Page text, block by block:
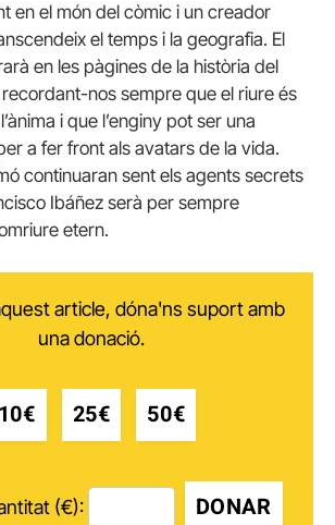
en el món del còmic i un creador
el temps i la geografia. El
en les pàgines de la història del
nos sempre que el riure és
i que l’enginy pot ser una
a fer front als avatars de la vida.
continuaran sent els agents secrets
Ibáñez serà per sempre
etern.
article, dóna'ns suport amb
una donació.
10€ 25€ 50€
(€): DONAR